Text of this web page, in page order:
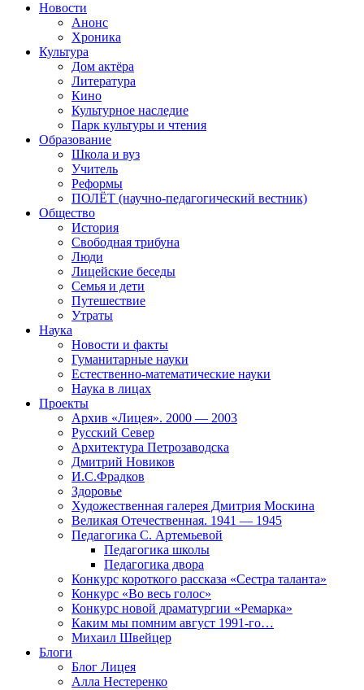
Новости
Анонс
Хроника
Культура
Дом актёра
Литература
Кино
Культурное наследие
Парк культуры и чтения
Образование
Школа и вуз
Учитель
Реформы
ПОЛЁТ (научно-педагогический вестник)
Общество
История
Свободная трибуна
Люди
Лицейские беседы
Семья и дети
Путешествие
Утраты
Наука
Новости и факты
Гуманитарные науки
Естественно-математические науки
Наука в лицах
Проекты
Архив «Лицея». 2000 — 2003
Русский Север
Архитектура Петрозаводска
Дмитрий Новиков
И.С.Фрадков
Здоровье
Художественная галерея Дмитрия Москина
Великая Отечественная. 1941 — 1945
Педагогика С. Артемьевой
Педагогика школы
Педагогика двора
Конкурс короткого рассказа «Сестра таланта»
Конкурс «Во весь голос»
Конкурс новой драматургии «Ремарка»
Каким мы помним август 1991-го…
Михаил Швейцер
Блоги
Блог Лицея
Алла Нестеренко